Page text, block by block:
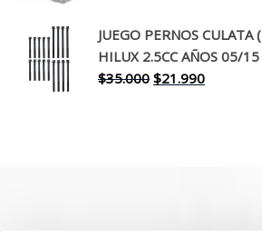
original
era:
$30.000.
actual
es:
$17.990.
JUEGO PERNOS
HILUX 2.5CC AÑOS 05/15
$35.000 El
$21.990El